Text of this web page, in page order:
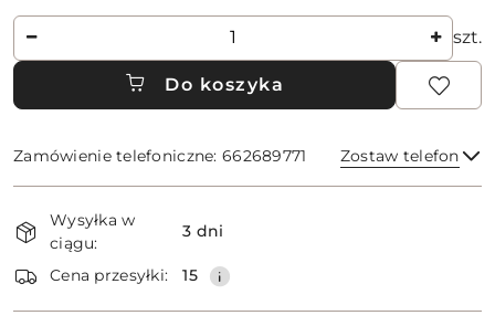
Ilość szt.
Do koszyka
Zamówienie telefoniczne: 662689771 Zostaw telefon
Dostępność
i
dostawa
Wysyłka w
ciągu:
3 dni
Cena przesyłki: 15